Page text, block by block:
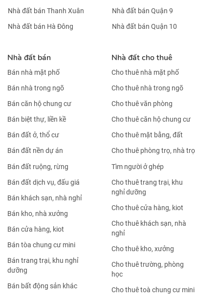
Nhà đất bán Thanh Xuân
Nhà đất bán Hà Đông
Nhà đất bán Quận 9
Nhà đất bán Quận 10
Nhà đất bán
Bán nhà mặt phố
Bán nhà trong ngõ
Bán căn hộ chung cư
Bán biệt thự, liền kề
Bán đất ở, thổ cư
Bán đất nền dự án
Bán đất ruộng, rừng
Bán đất dịch vụ, đấu giá
Bán khách sạn, nhà nghỉ
Bán kho, nhà xưởng
Bán cửa hàng, kiot
Bán tòa chung cư mini
Bán trang trại, khu nghỉ
dưỡng
Bán bất động sản khác
Nhà đất cho thuê
Cho thuê nhà mặt phố
Cho thuê nhà trong ngõ
Cho thuê văn phòng
Cho thuê căn hộ chung cư
Cho thuê mặt bằng, đất
Cho thuê phòng trọ, nhà trọ
Tìm người ở ghép
Cho thuê trang trại, khu
nghỉ dưỡng
Cho thuê cửa hàng, kiot
Cho thuê khách sạn, nhà
nghỉ
Cho thuê kho, xưởng
Cho thuê trường, phòng
học
Cho thuê toà chung cư mini